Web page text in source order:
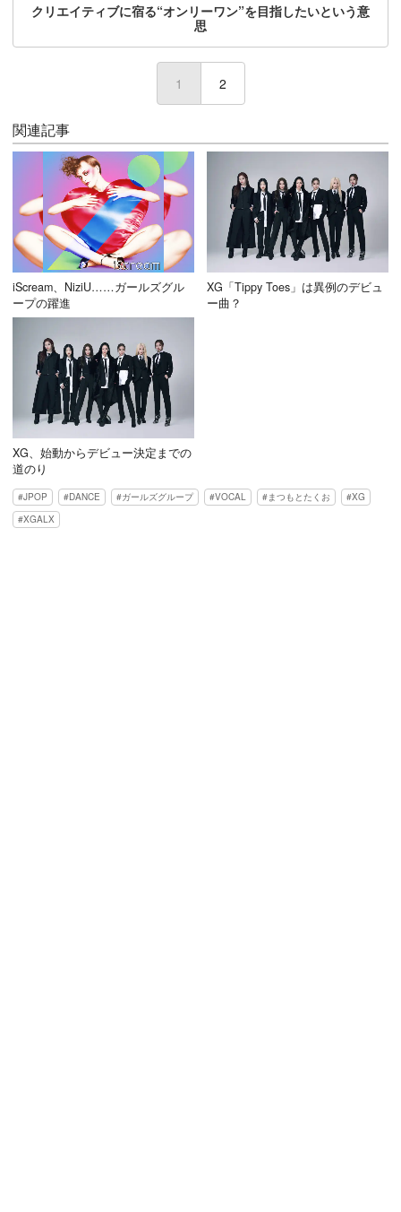
クリエイティブに宿る“オンリーワン”を目指したいという意
思
1 (current)
2
関連記事
iScream、NiziU……ガールズグル
ープの躍進
XG「Tippy Toes」は異例のデビュ
ー曲？
XG、始動からデビュー決定までの
道のり
JPOP DANCE ガールズグループ VOCAL まつもとたくお
XG
XGALX